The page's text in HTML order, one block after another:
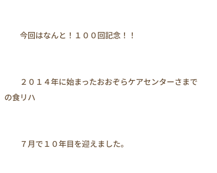
今回はなんと！１００回記念！！
２０１４年に始まったおおぞらケアセンターさまで
の食リハ
７月で１０年目を迎えました。